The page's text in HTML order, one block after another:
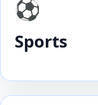
⚽️
Sports